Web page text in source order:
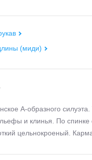
(миди)
А-образного
и клинья. По
цельнокроеный.